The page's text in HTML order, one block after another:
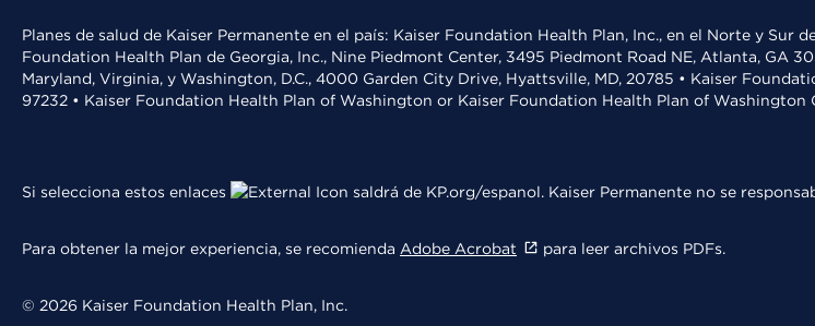
Planes de salud de Kaiser Permanente en el país: Kaiser Foundation Health Plan, Inc., en el Norte y Sur
Foundation Health Plan de Georgia, Inc., Nine Piedmont Center, 3495 Piedmont Road NE, Atlanta, GA
Maryland, Virginia, y Washington, D.C., 4000 Garden City Drive, Hyattsville, MD, 20785 • Kaiser
97232 • Kaiser Foundation Health Plan of Washington or Kaiser Foundation Health Plan of Washington
Si selecciona estos enlaces saldrá de KP.org/espanol. Kaiser Permanente no se
Para obtener la mejor experiencia, se recomienda Adobe Acrobat para leer archivos PDFs.
© 2026 Kaiser Foundation Health Plan, Inc.